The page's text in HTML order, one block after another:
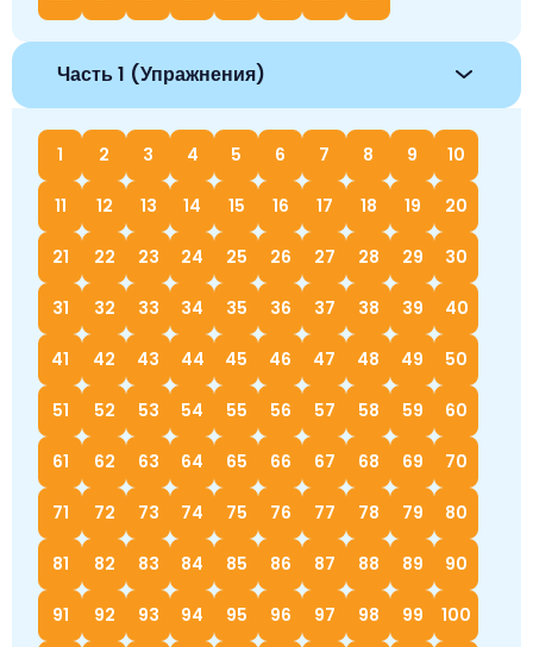
Часть 1 (Упражнения)
1 2 3 4 5 6 7 8 9 10
11 12 13 14 15 16 17 18 19 20
21 22 23 24 25 26 27 28 29 30
31 32 33 34 35 36 37 38 39 40
41 42 43 44 45 46 47 48 49 50
51 52 53 54 55 56 57 58 59 60
61 62 63 64 65 66 67 68 69 70
71 72 73 74 75 76 77 78 79 80
81 82 83 84 85 86 87 88 89 90
91 92 93 94 95 96 97 98 99 100